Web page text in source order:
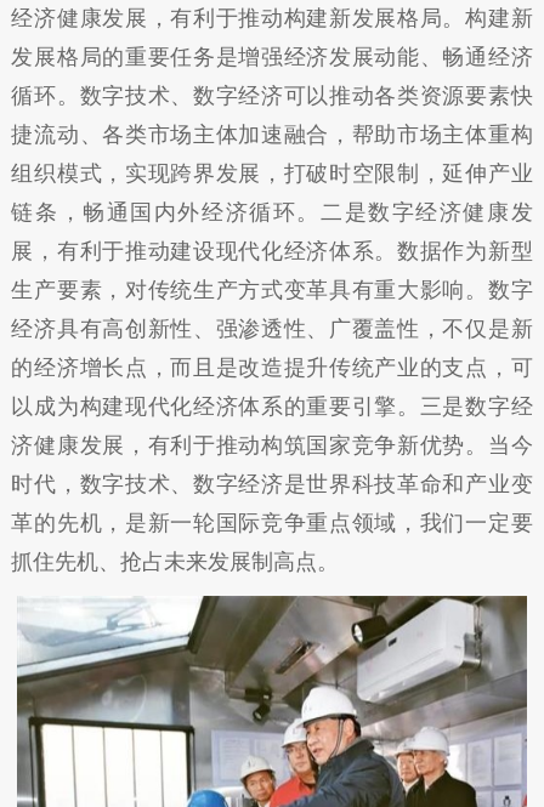
经济健康发展，有利于推动构建新发展格局。构建新
发展格局的重要任务是增强经济发展动能、畅通经济
循环。数字技术、数字经济可以推动各类资源要素快
捷流动、各类市场主体加速融合，帮助市场主体重构
组织模式，实现跨界发展，打破时空限制，延伸产业
链条，畅通国内外经济循环。二是数字经济健康发
展，有利于推动建设现代化经济体系。数据作为新型
生产要素，对传统生产方式变革具有重大影响。数字
经济具有高创新性、强渗透性、广覆盖性，不仅是新
的经济增长点，而且是改造提升传统产业的支点，可
以成为构建现代化经济体系的重要引擎。三是数字经
济健康发展，有利于推动构筑国家竞争新优势。当今
时代，数字技术、数字经济是世界科技革命和产业变
革的先机，是新一轮国际竞争重点领域，我们一定要
抓住先机、抢占未来发展制高点。